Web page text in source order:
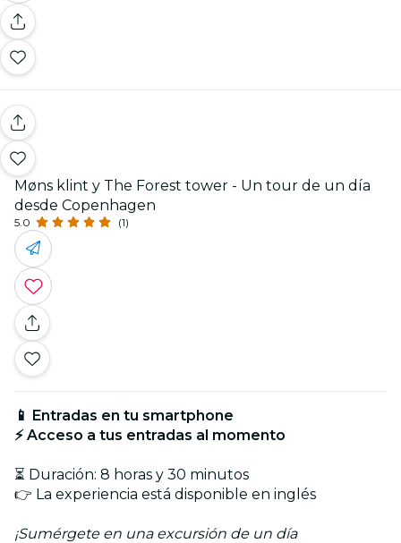
Møns klint y The Forest tower - Un tour de un día
desde Copenhagen
5.0 (1)
📱 Entradas en tu smartphone
⚡ Acceso a tus entradas al momento
⏳ Duración: 8 horas y 30 minutos
👉 La experiencia está disponible en inglés
¡Sumérgete en una excursión de un día